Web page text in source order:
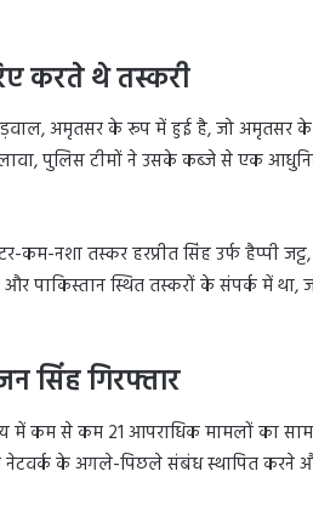
करते थे तस्करी
अमृतसर के रूप में हुई है, जो
पुलिस टीमों ने उसके कब्जे से एक
कम-नशा तस्कर हरप्रीत सिंह उर्फ हैप्पी
पाकिस्तान स्थित तस्करों के संपर्क में था,
सिंह गिरफ्तार
में कम से कम 21 आपराधिक मामलों का
नेटवर्क के अगले-पिछले संबंध स्थापित करने